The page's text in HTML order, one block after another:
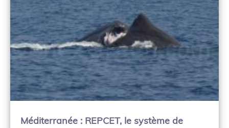
Méditerranée : REPCET, le système de